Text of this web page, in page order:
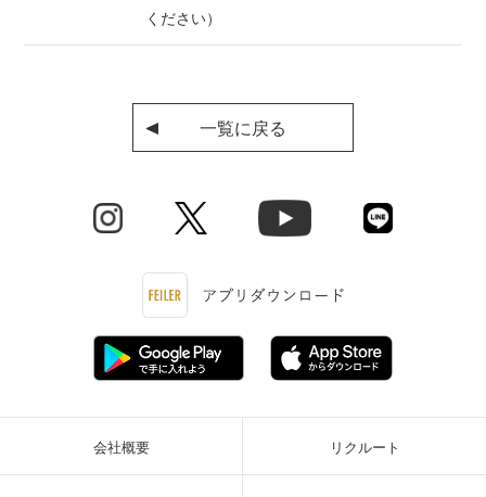
ください）
一覧に戻る
会社概要 リクルート